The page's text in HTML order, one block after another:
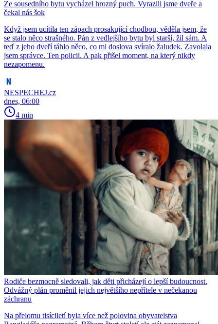
Ze sousedního bytu vycházel hrozný puch. Vyrazili jsme dveře a
čekal nás šok
Když jsem ucítila ten zápach prosakující chodbou, věděla jsem, že
se stalo něco strašného. Pán z vedlejšího bytu byl starší, žil sám. A
teď z jeho dveří táhlo něco, co mi doslova svíralo žaludek. Zavolala
jsem správce. Ten policii. A pak přišel moment, na který nikdy
nezapomenu.
NESPECHEJ.cz
dnes, 06:00
4 min
Rodiče bezmocně sledovali, jak děti přicházejí o lepší budoucnost.
Odvážný plán proměnil jejich největšího nepřítele v nečekanou
záchranu
Na přelomu tisíciletí byla více než polovina obyvatelstva